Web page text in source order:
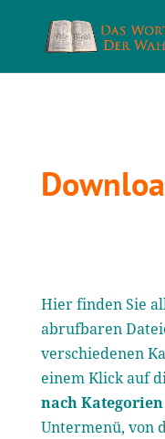
Hier finden Sie
abrufbaren
verschiedenen
einem Klick auf
nach Kategorien
Untermenü, von